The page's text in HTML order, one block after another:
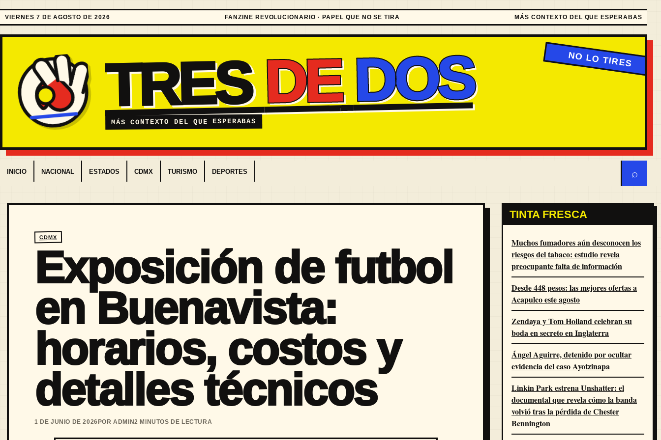
VIERNES 7 DE AGOSTO DE 2026 FANZINE REVOLUCIONARIO · PAPEL QUE NO SE TIRA MÁS CONTEXTO DEL QUE ESPERABAS
TRESDE DOS
MÁS CONTEXTO DEL QUE ESPERABAS
INICIO NACIONAL ESTADOS CDMX TURISMO DEPORTES ⌕
CDMX
Exposición de futbol
en Buenavista:
horarios, costos y
detalles técnicos
1 DE JUNIO DE 2026 POR ADMIN2 MINUTOS DE LECTURA
TINTA FRESCA
Muchos fumadores aún desconocen los
riesgos del tabaco: estudio revela
preocupante falta de información
Desde 448 pesos: las mejores ofertas a
Acapulco este agosto
Zendaya y Tom Holland celebran su
boda en secreto en Inglaterra
Ángel Aguirre, detenido por ocultar
evidencia del caso Ayotzinapa
Linkin Park estrena Unshatter: el
documental que revela cómo la banda
volvió tras la pérdida de Chester
Bennington